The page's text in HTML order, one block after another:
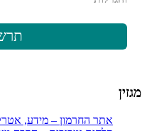
מגזין
אתר החרמון – מידע,